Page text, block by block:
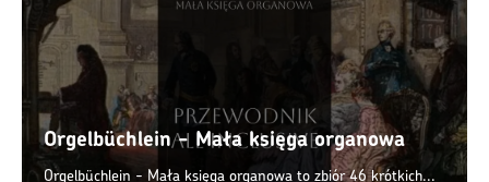
Orgelbüchlein - Mała księga organowa
Orgelbüchlein - Mała księga organowa to zbiór 46 krótkich...